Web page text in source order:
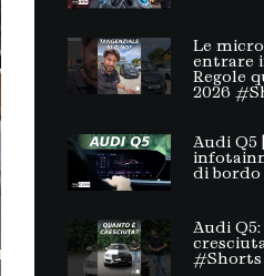
Le
entrare
Regole
2026
Audi Q5
di bordo
Audi
#Shorts